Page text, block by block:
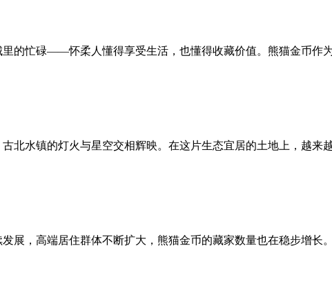
的忙碌——怀柔人懂得享受生活，也懂得收藏价值。熊猫金币作
北水镇的灯火与星空交相辉映。在这片生态宜居的土地上，越来
展，高端居住群体不断扩大，熊猫金币的藏家数量也在稳步增长